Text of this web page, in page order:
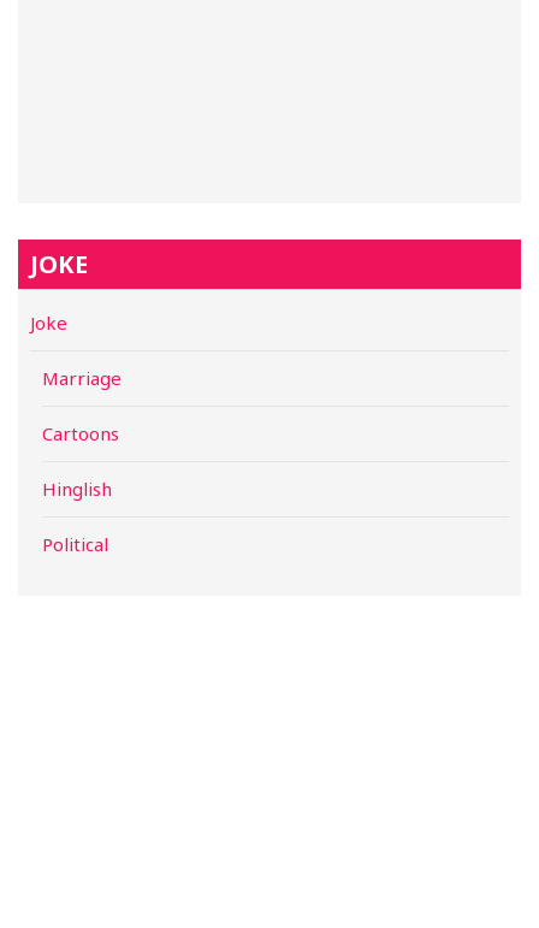
JOKE
Joke
Marriage
Cartoons
Hinglish
Political